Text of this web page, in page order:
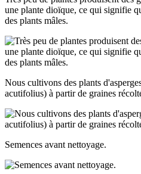
une plante dioïque, ce qui signifie
des plants mâles.
Nous cultivons des plants
acutifolius) à partir de graines
Semences avant nettoyage.